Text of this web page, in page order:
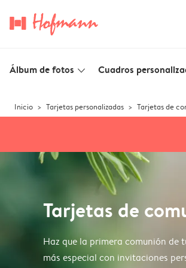
Álbum de fotos slim_arrow_down Cuadros
Inicio Tarjetas personalizadas Tarjetas de
Tarjetas de
Haz que la primera comunión de
más especial con invitaciones